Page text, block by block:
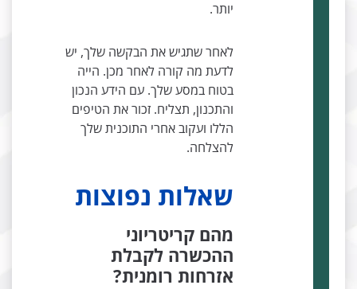
לאחר שתגיש את הבקשה שלך, יש
לדעת מה קורה לאחר מכן. הייה
בטוח במסע שלך. עם הידע הנכון
והתכנון, תצליח. זכור את הטיפים
הללו ועקוב אחרי התוכנית שלך
להצלחה.
שאלות נפוצות
מהם קריטריוני
ההכשרה לקבלת
אזרחות רומנית?